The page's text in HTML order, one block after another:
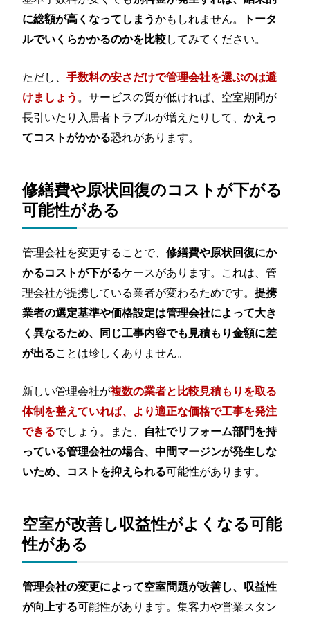
に総額が高くなってしまうかもしれません。
トータ
ルでいくらかかるのかを比較してみてください。
ただし、手数料の安さだけで管理会社を選ぶのは避
けましょう。サービスの質が低ければ、空室期間が
長引いたり入居者トラブルが増えたりして、かえっ
てコストがかかる恐れがあります。
修繕費や原状回復のコストが下がる
可能性がある
管理会社を変更することで、修繕費や原状回復にか
かるコストが下がるケースがあります。これは、管
理会社が提携している業者が変わるためです。提携
業者の選定基準や価格設定は管理会社によって大き
く異なるため、同じ工事内容でも見積もり金額に差
が出ることは珍しくありません。
新しい管理会社が複数の業者と比較見積もりを取る
体制を整えていれば、より適正な価格で工事を発注
できるでしょう。また、 自社でリフォーム部門を持
っている管理会社の場合、中間マージンが発生しな
いため、コストを抑えられる可能性があります。
空室が改善し収益性がよくなる可能
性がある
管理会社の変更によって空室問題が改善し、収益性
が向上する可能性があります。集客力や営業スタン